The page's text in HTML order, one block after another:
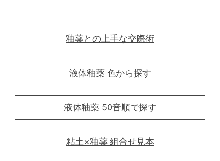
釉薬との上手な交際術
液体釉薬 色から探す
液体釉薬 50音順で探す
粘土×釉薬 組合せ見本